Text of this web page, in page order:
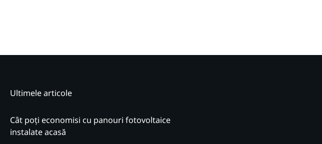
Ultimele articole
Cât poți economisi cu panouri fotovoltaice
instalate acasă